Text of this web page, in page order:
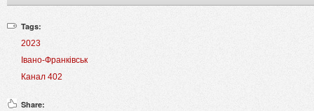
Tags:
2023
Івано-Франківськ
Канал 402
Share: